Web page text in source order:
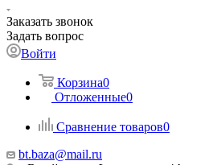
Заказать звонок
Задать вопрос
Войти
Корзина0
Отложенные0
Сравнение товаров0
bt.baza@mail.ru